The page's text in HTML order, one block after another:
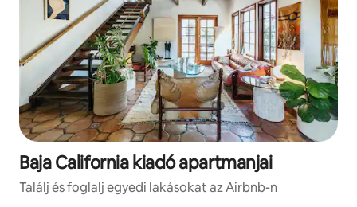
Baja California kiadó apartmanjai
Találj és foglalj egyedi lakásokat az Airbnb-n